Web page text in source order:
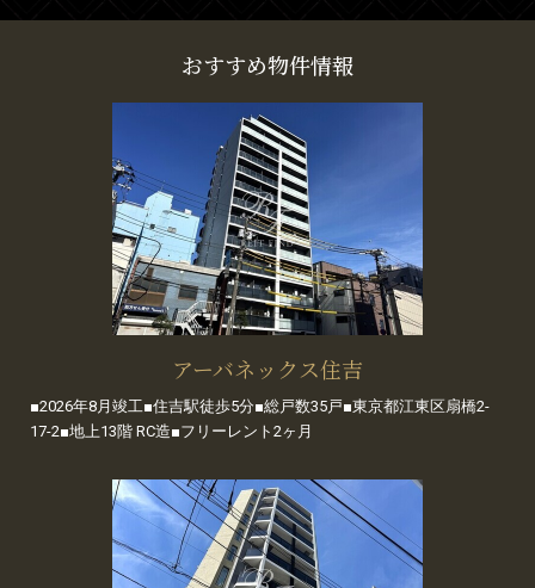
おすすめ物件情報
アーバネックス住吉
■2026年8月竣工■住吉駅徒歩5分■総戸数35戸■東京都江東区扇橋2-
17-2■地上13階 RC造■フリーレント2ヶ月